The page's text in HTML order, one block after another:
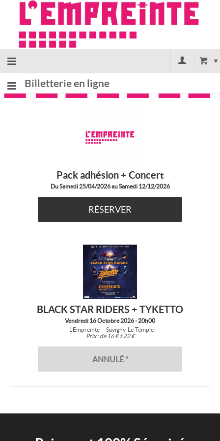
Billetterie en ligne
Pack adhésion + Concert
Du Samedi 25/04/2026 au Samedi 12/12/2026
RÉSERVER
BLACK STAR RIDERS + TYKETTO
Vendredi 16 Octobre 2026 - 20h00
L'Empreinte - Savigny-Le-Temple
Prix :de 16 € à 22 €
ANNULÉ *